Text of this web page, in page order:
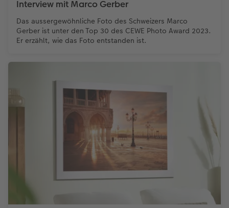
Interview mit Marco Gerber
Das aussergewöhnliche Foto des Schweizers Marco
Gerber ist unter den Top 30 des CEWE Photo Award 2023.
Er erzählt, wie das Foto entstanden ist.